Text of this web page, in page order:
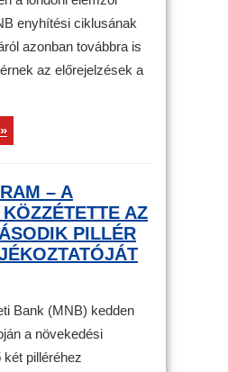
enyhítési ciklusának
azonban továbbra is
az előrejelzések a
– A
AZ
PILLÉR
Bank (MNB) kedden
a növekedési
két pilléréhez